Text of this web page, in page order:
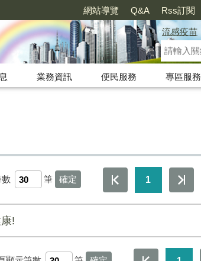
網站導覽 Q&A Rss訂閱
流感疫苗
業務資訊 便民服務
專區服務
筆 1
!